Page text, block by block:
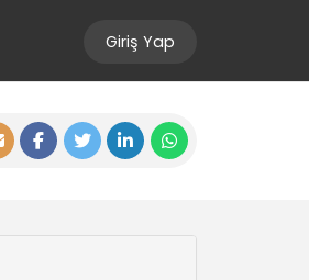
Giriş Yap